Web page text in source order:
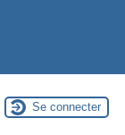
Se connecter